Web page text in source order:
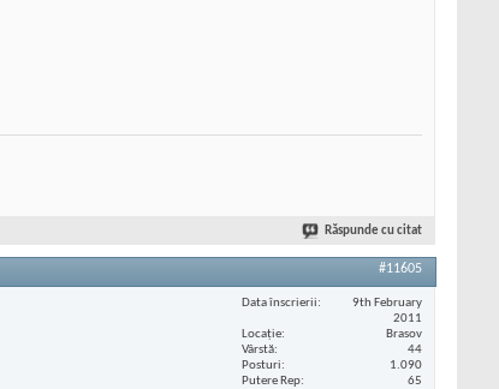
Răspunde cu citat
#11605
Data înscrierii
9th February
2011
Locaţie
Brasov
Vârstă
44
Posturi
1.090
Putere Rep
65